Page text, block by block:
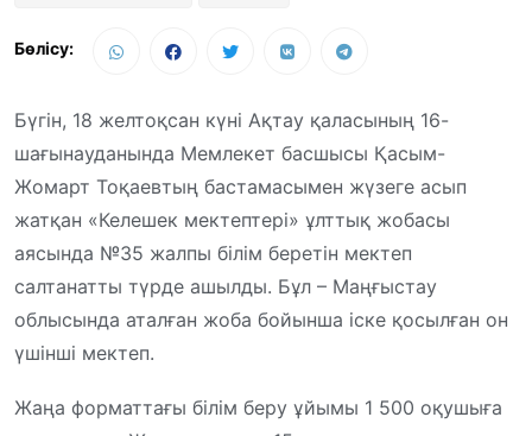
Бөлісу:
Бүгін, 18 желтоқсан күні Ақтау қаласының 16-
шағынауданында Мемлекет басшысы Қасым-
Жомарт Тоқаевтың бастамасымен жүзеге асып
жатқан «Келешек мектептері» ұлттық жобасы
аясында №35 жалпы білім беретін мектеп
салтанатты түрде ашылды. Бұл – Маңғыстау
облысында аталған жоба бойынша іске қосылған он
үшінші мектеп.
Жаңа форматтағы білім беру ұйымы 1 500 оқушыға